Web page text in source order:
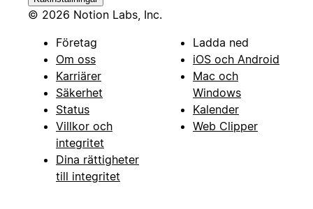
© 2026 Notion Labs, Inc.
Företag
Om oss
Karriärer
Säkerhet
Status
Villkor och
integritet
Dina rättigheter
till integritet
Ladda ned
iOS och Android
Mac och
Windows
Kalender
Web Clipper